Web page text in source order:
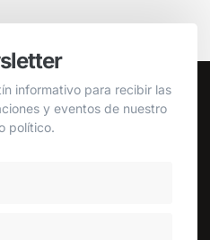
informativo para recibir las
y eventos de nuestro
político.